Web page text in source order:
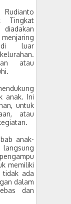
Tingkat
di luar
atau
anak. Ini
untuk
atau
anak-
memiliki
tidak ada
dalam
dan